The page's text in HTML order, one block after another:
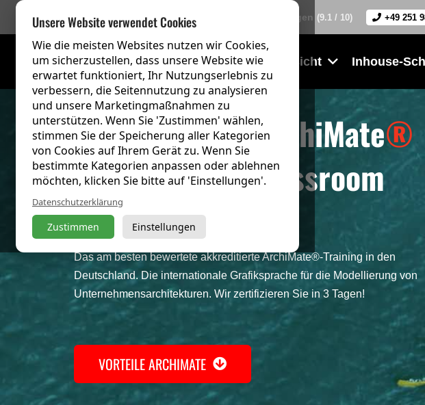
756 Bewertungen (9.1 / 10) +49 251
Schulungsübersicht Inhouse-
Akkreditierte ArchiMate®
3.2 SchulungClassroom
oder Virtual
Das am besten bewertete akkreditierte ArchiMate®-Training in den
Deutschland. Die internationale Grafiksprache für die Modellierung von
Unternehmensarchitekturen. Wir zertifizieren Sie in 3 Tagen!
VORTEILE ARCHIMATE
Unsere Website verwendet Cookies
Wie die meisten Websites nutzen wir Cookies,
um sicherzustellen, dass unsere Website wie
erwartet funktioniert, Ihr Nutzungserlebnis zu
verbessern, die Seitennutzung zu analysieren
und unsere Marketingmaßnahmen zu
unterstützen. Wenn Sie 'Zustimmen' wählen,
stimmen Sie der Speicherung aller Kategorien
von Cookies auf Ihrem Gerät zu. Wenn Sie
bestimmte Kategorien anpassen oder ablehnen
möchten, klicken Sie bitte auf 'Einstellungen'.
Datenschutzerklärung
Zustimmen Einstellungen